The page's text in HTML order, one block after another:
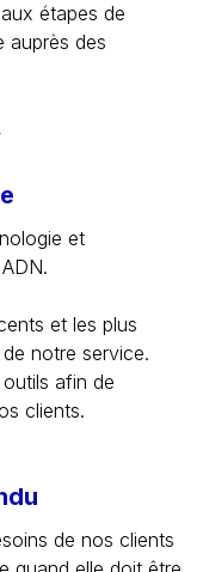
étapes de
auprès des
et
et les plus
notre service.
afin de
clients.
de nos clients